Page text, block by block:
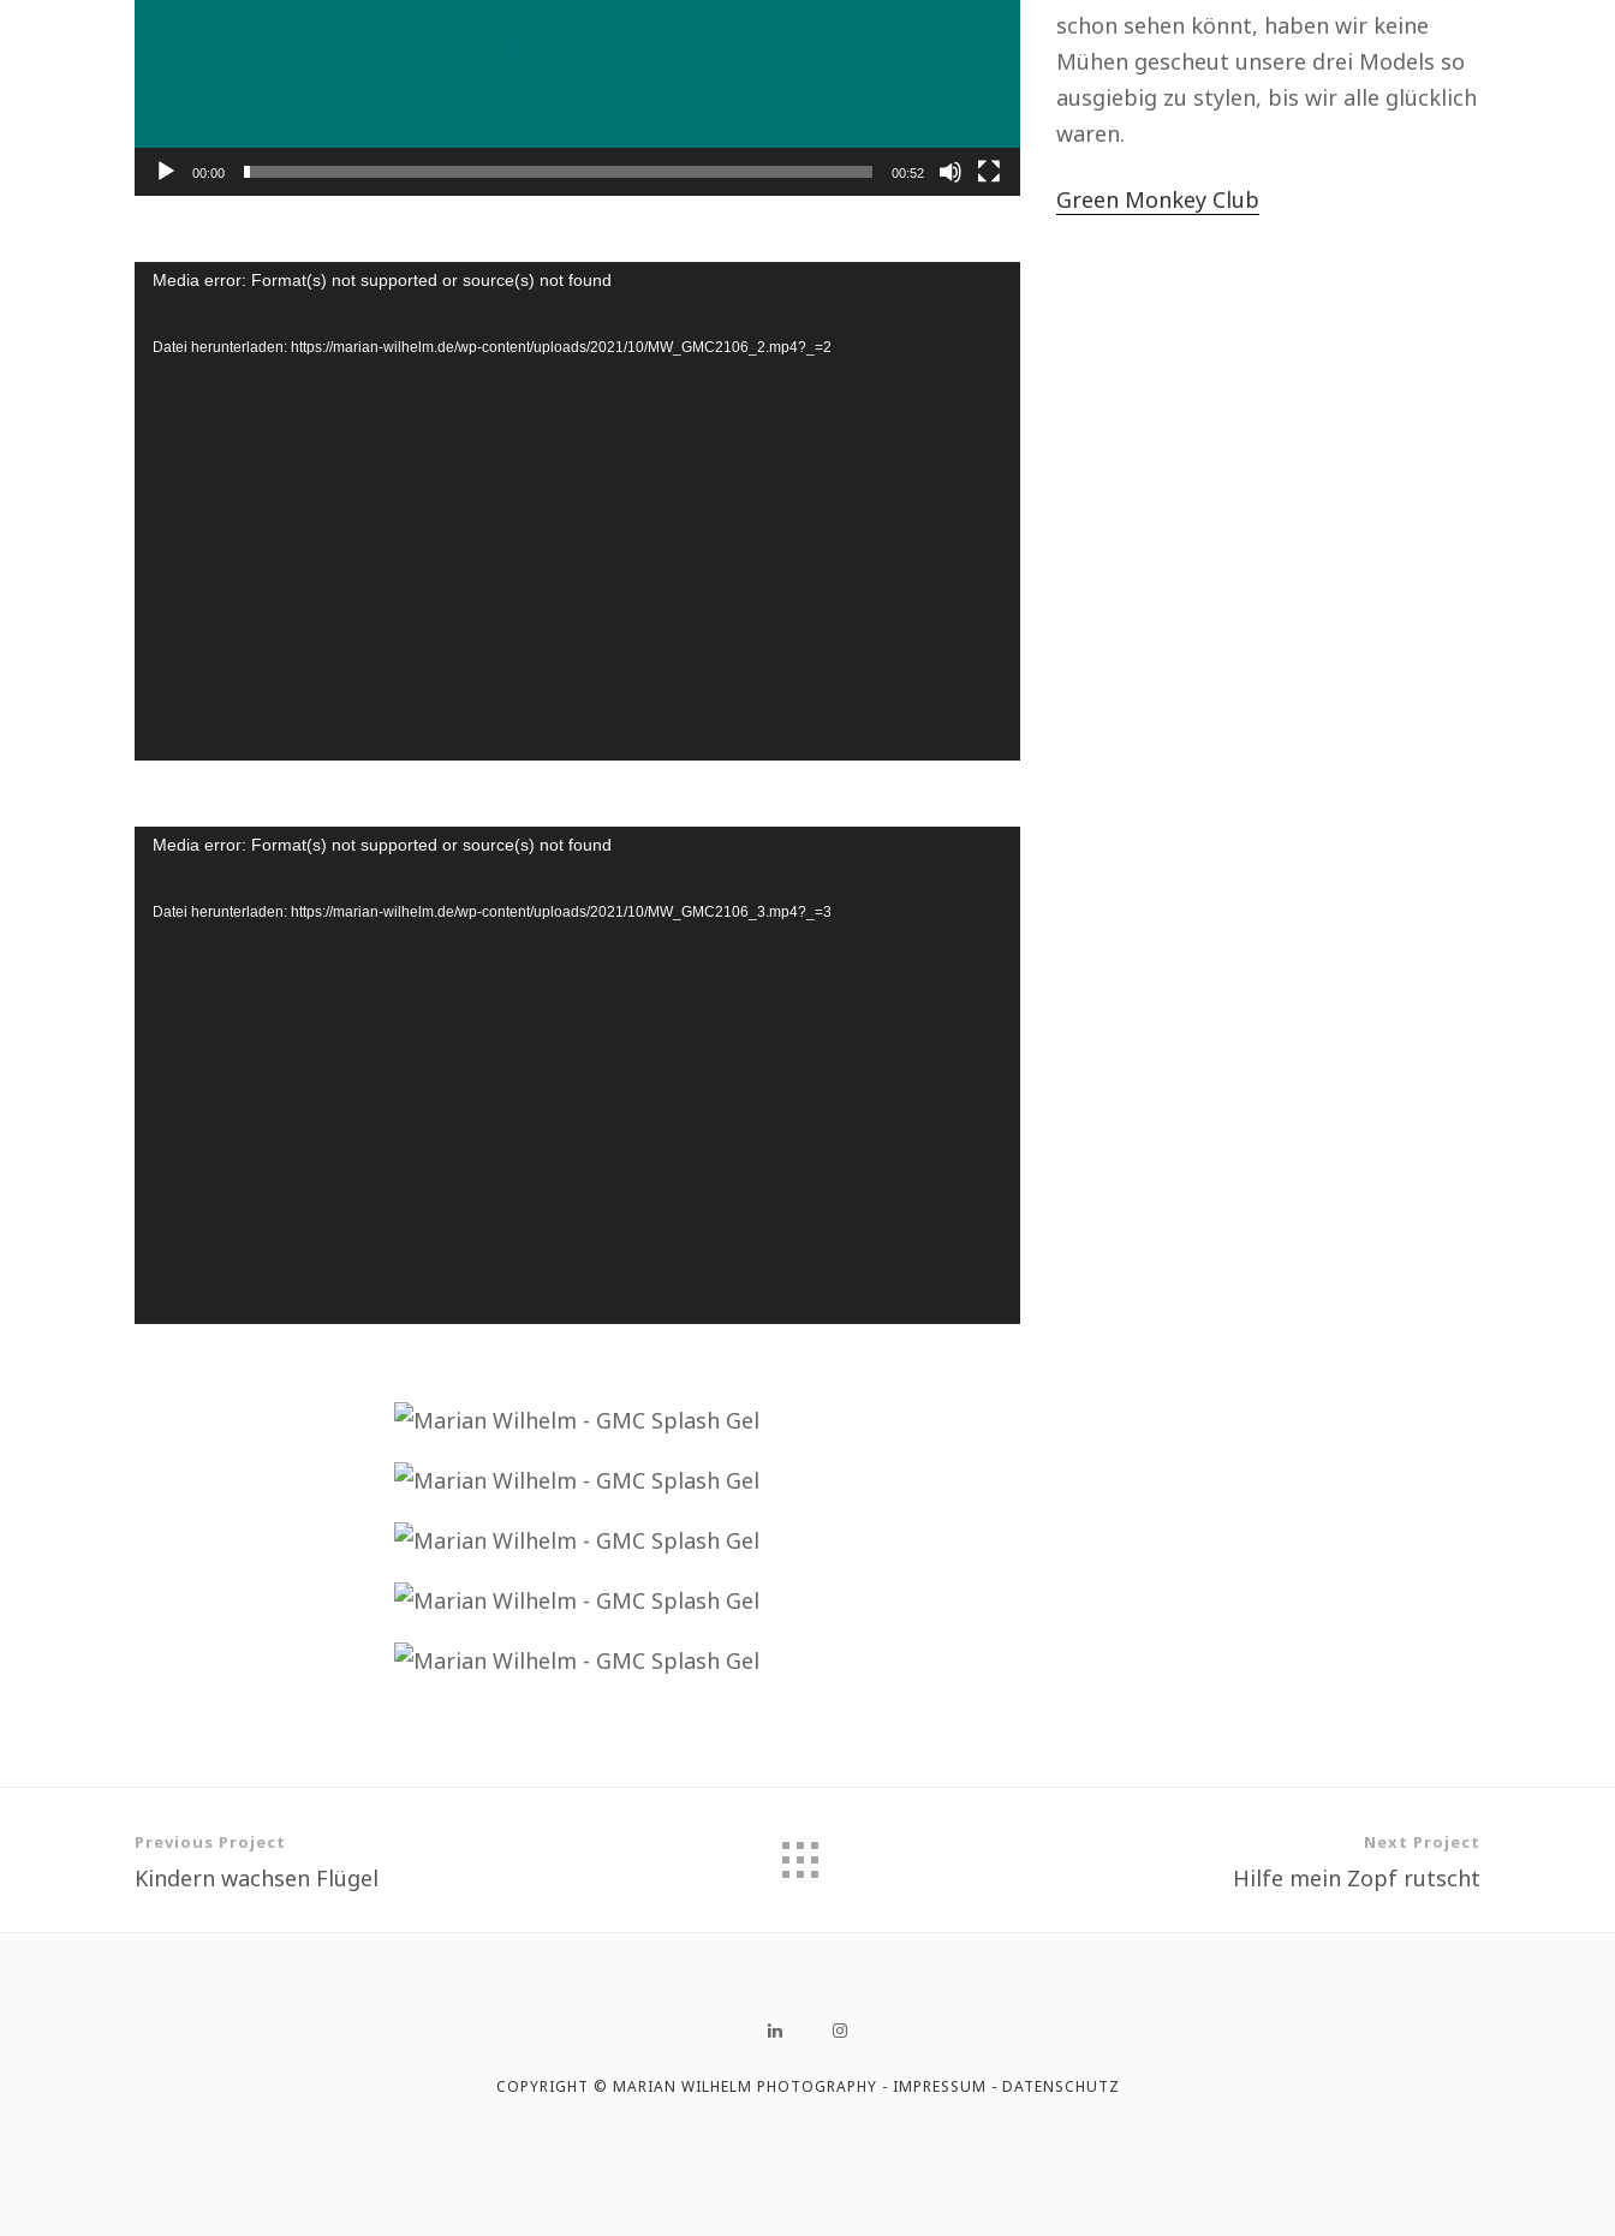
00:00 00:52
Video-
Media error: Format(s) not supported or source(s) not found
Datei herunterladen: https://marian-wilhelm.de/wp-content/uploads/2021/10/MW_GMC2106_2.mp4?_=2
Video-
Media error: Format(s) not supported or source(s) not found
Datei herunterladen: https://marian-wilhelm.de/wp-content/uploads/2021/10/MW_GMC2106_3.mp4?_=3
schon sehen könnt, haben wir keine
Mühen gescheut unsere drei Models so
ausgiebig zu stylen, bis wir alle glücklich
waren.
Green Monkey Club
Previous Project
Kindern wachsen Flügel
Next Project
Hilfe mein Zopf rutscht
COPYRIGHT © MARIAN WILHELM PHOTOGRAPHY - IMPRESSUM - DATENSCHUTZ